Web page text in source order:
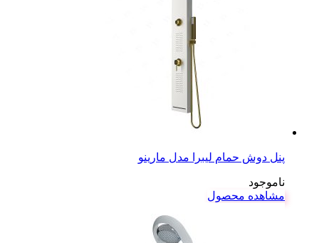
پنل دوش حمام لیبرا مدل مارینو
ناموجود
مشاهده محصول